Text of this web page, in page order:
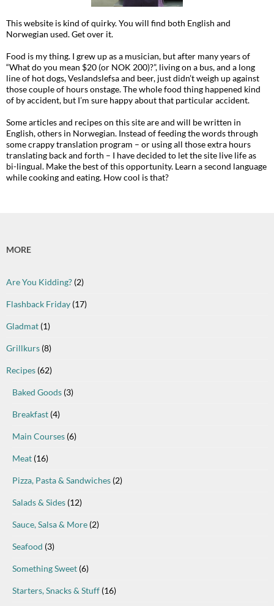
This website is kind of quirky. You will find both English and
Norwegian used. Get over it.
Food is my thing. I grew up as a musician, but after many years of
“What do you mean $20 (or NOK 200)?”, living on a bus, and a long
line of hot dogs, Veslandslefsa and beer, just didn’t weigh up against
those couple of hours onstage. The whole food thing happened kind
of by accident, but I’m sure happy about that particular accident.
Some articles and recipes on this site are and will be written in
English, others in Norwegian. Instead of feeding the words through
some crappy translation program – or using all those extra hours
translating back and forth – I have decided to let the site live life as
bi-lingual. Make the best of this opportunity. Learn a second language
while cooking and eating. How cool is that?
MORE
Are You Kidding? (2)
Flashback Friday (17)
Gladmat (1)
Grillkurs (8)
Recipes (62)
Baked Goods (3)
Breakfast (4)
Main Courses (6)
Meat (16)
Pizza, Pasta & Sandwiches (2)
Salads & Sides (12)
Sauce, Salsa & More (2)
Seafood (3)
Something Sweet (6)
Starters, Snacks & Stuff (16)